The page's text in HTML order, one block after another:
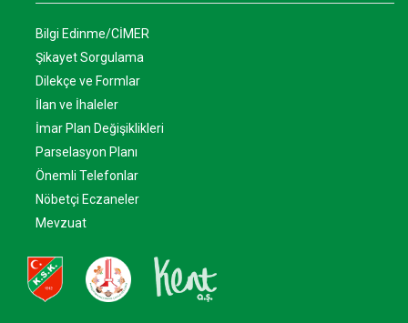
Bilgi Edinme/CİMER
Şikayet Sorgulama
Dilekçe ve Formlar
İlan ve İhaleler
İmar Plan Değişiklikleri
Parselasyon Planı
Önemli Telefonlar
Nöbetçi Eczaneler
Mevzuat